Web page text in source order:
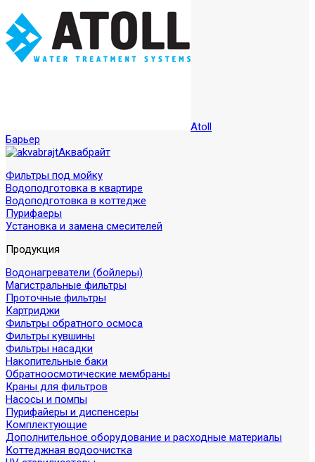
Atoll
Барьер
Аквабрайт
Фильтры под мойку
Водоподготовка в квартире
Водоподготовка в коттедже
Пурифаеры
Установка и замена смесителей
Продукция
Водонагреватели (бойлеры)
Магистральные фильтры
Проточные фильтры
Картриджи
Фильтры обратного осмоса
Фильтры кувшины
Фильтры насадки
Накопительные баки
Обратноосмотические мембраны
Краны для фильтров
Насосы и помпы
Пурифайеры и диспенсеры
Комплектующие
Дополнительное оборудование и расходные материалы
Коттеджная водоочистка